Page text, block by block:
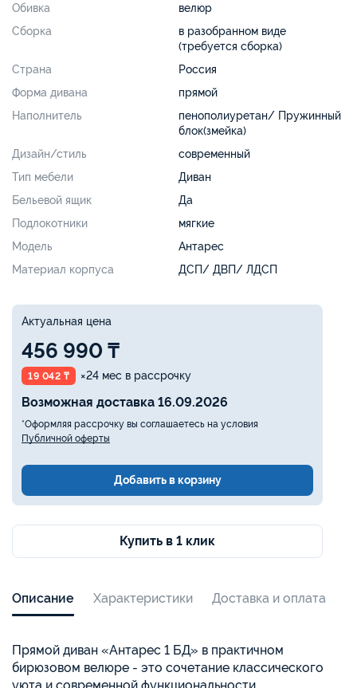
Обивка
велюр
Сборка
в разобранном виде
(требуется сборка)
Страна
Россия
Форма дивана
прямой
Наполнитель
пенополиуретан/ Пружинный
блок(змейка)
Дизайн/стиль
современный
Тип мебели
Диван
Бельевой ящик
Да
Подлокотники
мягкие
Модель
Антарес
Материал корпуса
ДСП/ ДВП/ ЛДСП
Актуальная цена
456 990 ₸
19 042 ₸ ×24 мес в рассрочку
Возможная доставка 16.09.2026
*Оформляя рассрочку вы соглашаетесь на условия
Публичной оферты
Добавить в корзину
Купить в 1 клик
Описание Характеристики Доставка и оплата
Прямой диван «Антарес 1 БД» в практичном
бирюзовом велюре - это сочетание классического
уюта и современной функциональности,